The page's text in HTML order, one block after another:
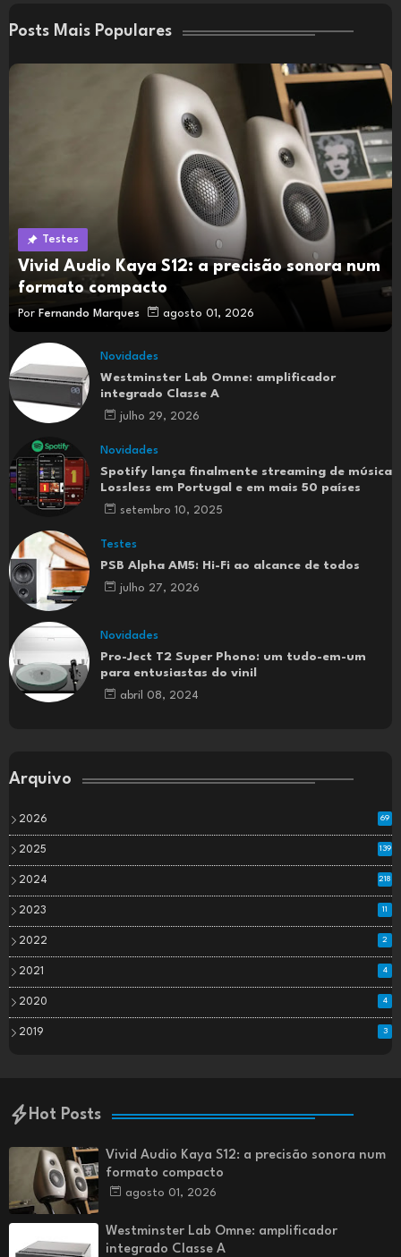
Posts Mais Populares
Testes
Vivid Audio Kaya S12: a precisão sonora num
formato compacto
Por Fernando Marques agosto 01, 2026
Novidades
Westminster Lab Omne: amplificador
integrado Classe A
julho 29, 2026
Novidades
Spotify lança finalmente streaming de música
Lossless em Portugal e em mais 50 países
setembro 10, 2025
Testes
PSB Alpha AM5: Hi-Fi ao alcance de todos
julho 27, 2026
Novidades
Pro-Ject T2 Super Phono: um tudo-em-um
para entusiastas do vinil
abril 08, 2024
Arquivo
2026 69
2025 139
2024 218
2023 11
2022 2
2021 4
2020 4
2019 3
Hot Posts
Vivid Audio Kaya S12: a precisão sonora num
formato compacto
agosto 01, 2026
Westminster Lab Omne: amplificador
integrado Classe A